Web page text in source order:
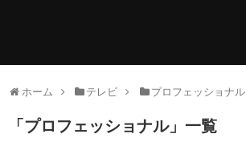
ホーム テレビ プロフェッショナル
「 プロフェッショナル」 一覧